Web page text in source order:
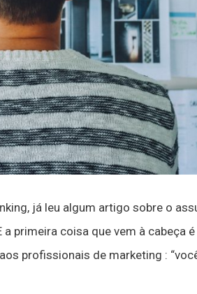
já leu algum artigo sobre o
primeira coisa que vem à cabeça
profissionais de marketing :